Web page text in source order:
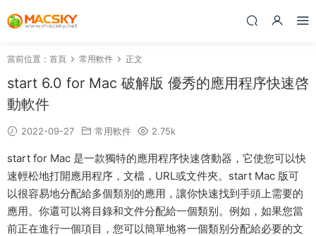
當前位置： 首頁 常用軟件 正文
start 6.0 for Mac 破解版 優秀的應用程序快速啓
動軟件
2022-09-27 常用軟件 2.75k
start for Mac 是一款獨特的應用程序快速啓動器，它使您可以快
速輕松地打開應用程序，文檔，URL或文件夾。start Mac 版可
以很容易地分配給多個類别的應用，讓你快速找到手頭上需要的
應用。你還可以将目錄和文件分配給一個類别。例如，如果您當
前正在進行一個項目，您可以簡單地将一個類别分配給必要的文